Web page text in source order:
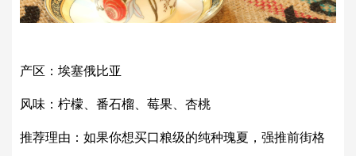
产区：埃塞俄比亚
风味：柠檬、番石榴、莓果、杏桃
推荐理由：如果你想买口粮级的纯种瑰夏，强推前街格